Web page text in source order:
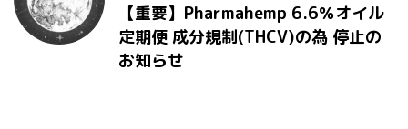
【重要】Pharmahemp 6.6％オイル
定期便 成分規制(THCV)の為 停止の
お知らせ